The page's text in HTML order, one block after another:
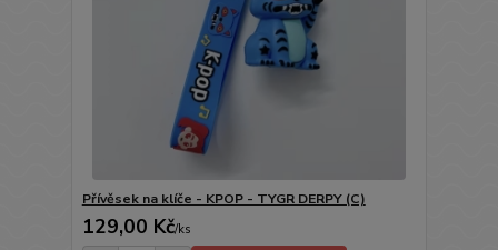
Přívěsek na klíče - KPOP - TYGR DERPY (C)
129,00 Kč/ks